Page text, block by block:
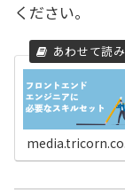
ください。